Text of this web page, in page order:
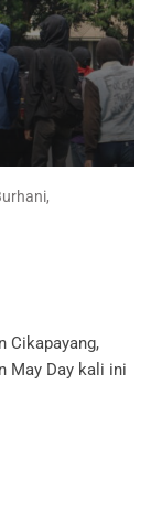
,
Cikapayang,
May Day kali ini